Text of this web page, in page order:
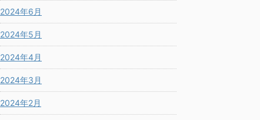
2024年6月
2024年5月
2024年4月
2024年3月
2024年2月